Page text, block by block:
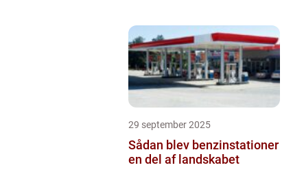
29 september 2025
Sådan blev benzinstationer
en del af landskabet